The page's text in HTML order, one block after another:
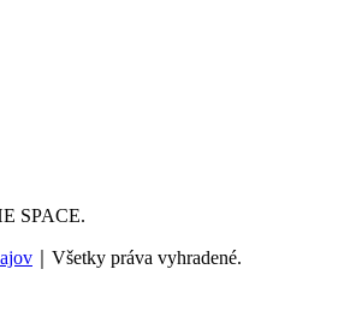
SPACE.
｜Všetky práva vyhradené.